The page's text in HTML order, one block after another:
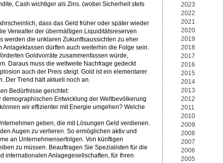
Cash wichtiger als Zins. (wobei Sicherheit stets
dass das Geld früher oder später wieder
Verwalter der übermäßigen Liquiditätsreserven
werden die unklaren Zukunftsaussichten zu eher
dürften auch weiterhin die Folge sein.
Goldvorräte zusammenfassen würde,
Daraus muss die weltweite Nachfrage gedeckt
auch der Preis steigt. Gold ist ein elementarer
Der Trend hält aktuell noch an.
Bedürfnisse gerichtet:
Entwicklung der Weltbevölkerung
wir effizienter mit Energie umgehen? Welche
geben, die mit Lösungen Geld verdienen.
Augen zu verlieren. So ermöglichen aktiv und
an Unternehmenserfolgen. Von künftigen
zu müssen. Beauftragen Sie Spezialisten für die
internationalen Anlagegesellschaften, für Ihren
2023
2022
2021
2020
2019
2018
2017
2016
2015
2014
2013
2012
2011
2010
2009
2008
2007
2006
2005